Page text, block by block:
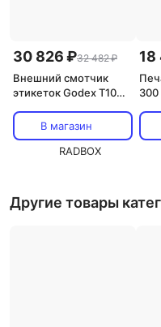
30 826 ₽32 482 ₽
Внешний смотчик
этикеток Godex T10
В магазин
RADBOX
18
300
Другие товары